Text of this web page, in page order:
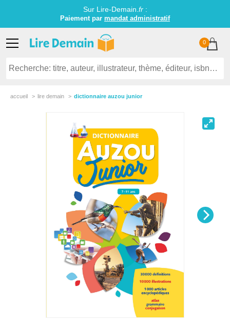
Sur Lire-Demain. fr:
Paiement par mandat administratif
0
accueil lire demain dictionnaire auzou junior